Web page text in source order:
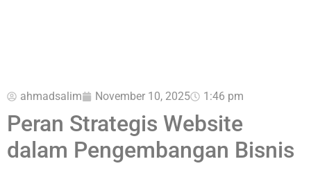
ahmadsalim November 10, 2025 1:46 pm
Peran Strategis Website
dalam Pengembangan Bisnis